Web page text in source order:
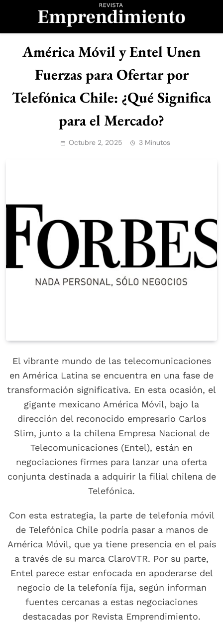
Revista
Emprendimiento
América Móvil y Entel Unen
Fuerzas para Ofertar por
Telefónica Chile: ¿Qué Significa
para el Mercado?
Octubre 2, 2025 3 Minutos
El vibrante mundo de las telecomunicaciones
en América Latina se encuentra en una fase de
transformación significativa. En esta ocasión, el
gigante mexicano América Móvil, bajo la
dirección del reconocido empresario Carlos
Slim, junto a la chilena Empresa Nacional de
Telecomunicaciones (Entel), están en
negociaciones firmes para lanzar una oferta
conjunta destinada a adquirir la filial chilena de
Telefónica.
Con esta estrategia, la parte de telefonía móvil
de Telefónica Chile podría pasar a manos de
América Móvil, que ya tiene presencia en el país
a través de su marca ClaroVTR. Por su parte,
Entel parece estar enfocada en apoderarse del
negocio de la telefonía fija, según informan
fuentes cercanas a estas negociaciones
destacadas por Revista Emprendimiento.